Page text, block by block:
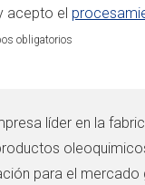
acepto el
obligatorios
líder en la
para el mercado